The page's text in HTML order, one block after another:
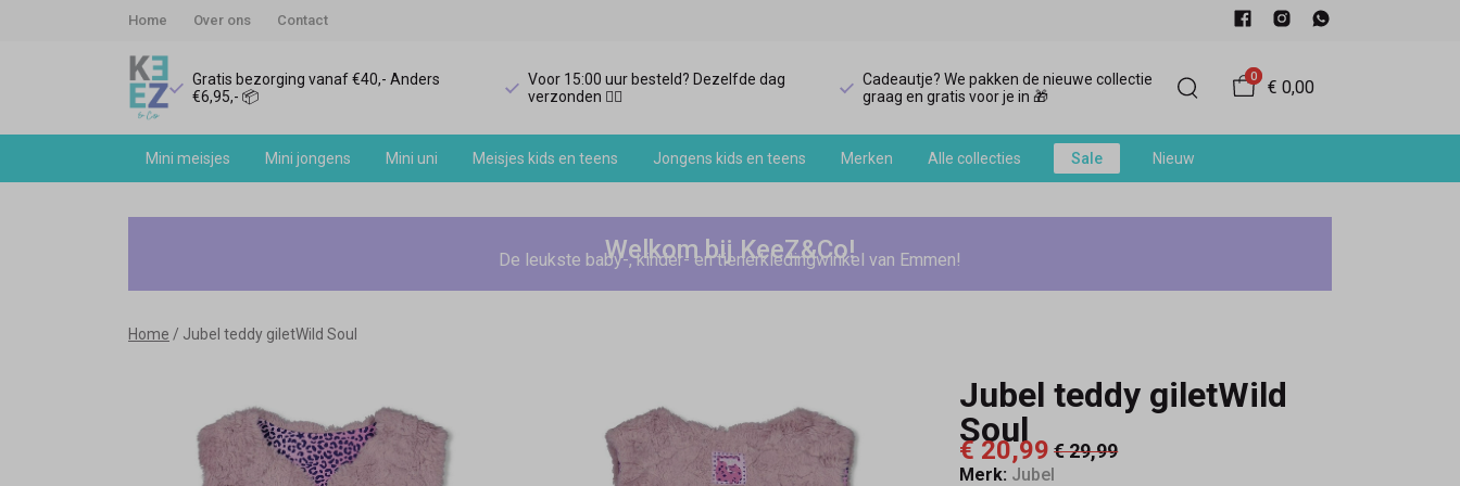
Home Over ons Contact
Gratis bezorging vanaf €40,- Anders
€6,95,- 📦
Voor 15:00 uur besteld? Dezelfde dag
verzonden 🏃‍♀️
Cadeautje? We pakken de nieuwe collectie
graag en gratis voor je in 🎁
0
€ 0,00
Mini meisjes Mini jongens Mini uni Meisjes kids en teens Jongens kids en teens Merken Alle collecties Sale Nieuw
Jubel
giletWild
Keez&Co
Welkom bij KeeZ&Co!
De leukste baby-, kinder- en tienerkledingwinkel van Emmen!
Home Jubel teddy giletWild Soul
Jubel teddy giletWild
Soul
€ 20,99 € 29,99
Merk: Jubel